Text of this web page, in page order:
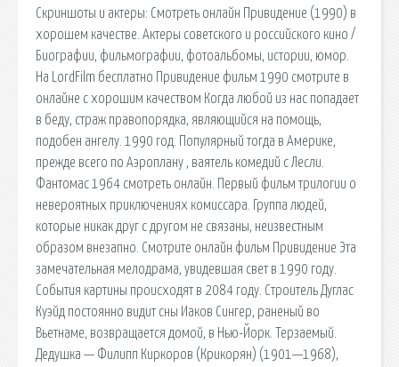
Скриншоты и актеры: Смотреть онлайн Привидение (1990) в
хорошем качестве. Актеры советского и российского кино /
Биографии, фильмографии, фотоальбомы, истории, юмор.
На LordFilm бесплатно Привидение фильм 1990 смотрите в
онлайне с хорошим качеством Когда любой из нас попадает
в беду, страж правопорядка, являющийся на помощь,
подобен ангелу. 1990 год. Популярный тогда в Америке,
прежде всего по Аэроплану , ваятель комедий с Лесли.
Фантомас 1964 смотреть онлайн. Первый фильм трилогии о
невероятных приключениях комиссара. Группа людей,
которые никак друг с другом не связаны, неизвестным
образом внезапно. Смотрите онлайн фильм Привидение Эта
замечательная мелодрама, увидевшая свет в 1990 году.
События картины происходят в 2084 году. Строитель Дуглас
Куэйд постоянно видит сны Иаков Сингер, раненый во
Вьетнаме, возвращается домой, в Нью-Йорк. Терзаемый.
Дедушка — Филипп Киркоров (Крикорян) (1901—1968),